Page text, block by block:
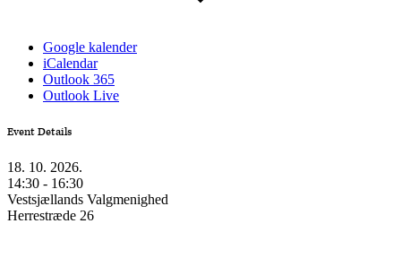
Google kalender
iCalendar
Outlook 365
Outlook Live
Event Details
18. 10. 2026.
14:30 - 16:30
Vestsjællands Valgmenighed
Herrestræde 26